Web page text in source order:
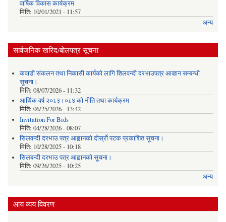
वार्षिक विकास कार्यक्रम
मिति: 10/01/2021 - 11:57
अन्य
सार्वजनिक खरिद/बोलपत्र सूचना
कवाडी संकलन तथा निकासी कार्यको लागि शिलवन्दी दरभाउपत्र आव्हान सम्बन्धी
सूचना।
मिति: 08/07/2026 - 11:32
आर्थिक वर्ष २०८३।०८४ को नीति तथा कार्यक्रम
मिति: 06/25/2026 - 13:42
Invitation For Bids
मिति: 04/28/2026 - 08:07
सिलवन्दी दरभाउ पत्र आह्वानको दोर्स्रो पटक प्रकाशित सूचना।
मिति: 10/28/2025 - 10:18
सिलबन्दी दरभाउ पत्र आह्वानको सूचना।
मिति: 09/26/2025 - 10:25
अन्य
आय व्यय विवरण